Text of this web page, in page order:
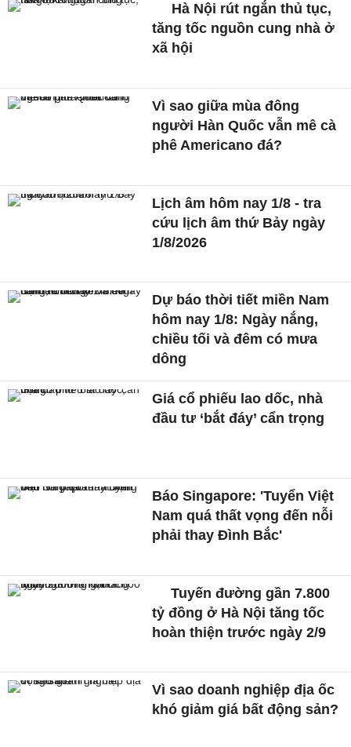
Hà Nội rút ngắn thủ tục,
tăng tốc nguồn cung nhà ở
xã hội
Vì sao giữa mùa đông
người Hàn Quốc vẫn mê cà
phê Americano đá?
Lịch âm hôm nay 1/8 - tra
cứu lịch âm thứ Bảy ngày
1/8/2026
Dự báo thời tiết miền Nam
hôm nay 1/8: Ngày nắng,
chiều tối và đêm có mưa
dông
Giá cổ phiếu lao dốc, nhà
đầu tư ‘bắt đáy’ cẩn trọng
Báo Singapore: 'Tuyển Việt
Nam quá thất vọng đến nỗi
phải thay Đình Bắc'
Tuyến đường gần 7.800
tỷ đồng ở Hà Nội tăng tốc
hoàn thiện trước ngày 2/9
Vì sao doanh nghiệp địa ốc
khó giảm giá bất động sản?